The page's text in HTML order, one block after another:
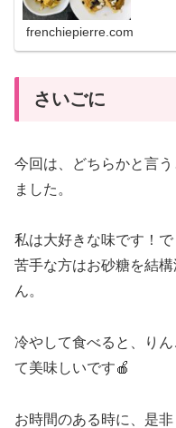
frenchiepierre.com
さいごに
今回は、どちらかと言
ました。
私は大好きな味です！
苦手な方はお砂糖を結
ん。
冷やして食べると、り
て美味しいです🍎
お時間のある時に、是